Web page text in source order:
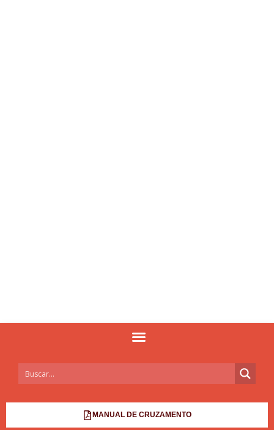
MANUAL DE CRUZAMENTO